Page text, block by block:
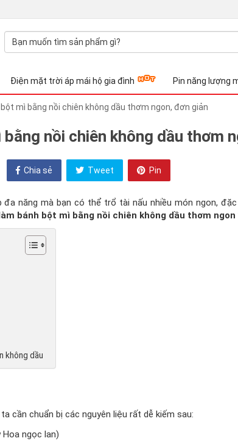
Điện mặt trời áp mái hộ gia đình Pin năng lượng
mì bằng nồi chiên không dầu thơm ngon, đơn giản
nồi chiên không dầu thơm
Chia sẻ Tweet Pin
năng mà bạn có thể trổ tài nấu nhiều món ngon,
bánh bột mì bằng nồi chiên không dầu thơm
không dầu
cần chuẩn bị các nguyên liệu rất dễ kiếm sau:
ngọc lan)